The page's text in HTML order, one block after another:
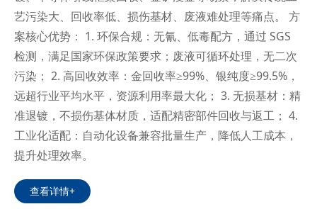
艺污染大、回收率低、损伤基材、废液难处理等痛点。 方
案核心优势： 1. 环保合规：无氰、低毒配方，通过 SGS
检测，满足国家环保政策要求；废液可循环处理，无二次
污染； 2. 高回收效率：金回收率≥99%、银纯度≥99.5%，
远超行业平均水平，资源利用率最大化； 3. 无损基材：精
准退镀，不损伤基体材质，适配精密部件回收与返工； 4.
工业化适配：自动化设备兼容批量生产，降低人工成本，
提升处理效率。
查看详情+